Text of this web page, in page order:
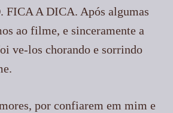
FICA A DICA. Após algumas
ao filme, e sinceramente a
ve-los chorando e sorrindo
por confiarem em mim e